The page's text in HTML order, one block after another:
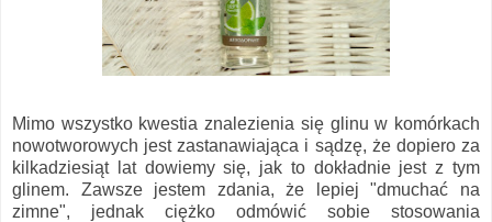
Mimo wszystko kwestia znalezienia się glinu w komórkach
nowotworowych jest zastanawiająca i sądzę, że dopiero za
kilkadziesiąt lat dowiemy się, jak to dokładnie jest z tym
glinem. Zawsze jestem zdania, że lepiej "dmuchać na
zimne", jednak ciężko odmówić sobie stosowania